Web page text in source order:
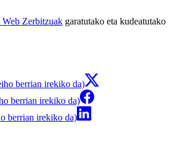
Web Zerbitzuak garatutako eta kudeatutako
berrian irekiko da)
berrian irekiko da)
berrian irekiko da)